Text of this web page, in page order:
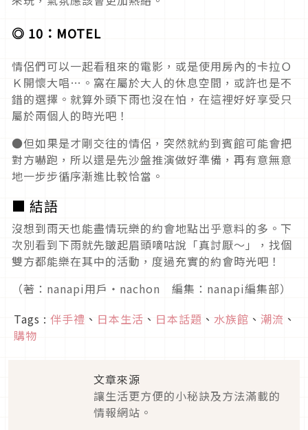
◎ 10：MOTEL
情侶們可以一起看租來的電影，或是使用房內的卡拉Ｏ
Ｋ開懷大唱…。窩在屬於大人的休息空間，或許也是不
錯的選擇。就算外頭下雨也沒在怕，在這裡好好享受只
屬於兩個人的時光吧！
●但如果是才剛交往的情侶，突然就約到賓館可能會把
對方嚇跑，所以還是先沙盤推演做好準備，再有意無意
地一步步循序漸進比較恰當。
■ 結語
沒想到雨天也能盡情玩樂的約會地點出乎意料的多。下
次別看到下雨就先皺起眉頭嘀咕說「真討厭～」，找個
雙方都能樂在其中的活動，度過充實的約會時光吧！
（著：nanapi用戶・nachon 編集：nanapi編集部）
Tags : 伴手禮 、 日本生活 、 日本話題 、 水族館 、 潮流 、
購物
文章來源
讓生活更方便的小秘訣及方法滿載的情報
網站。